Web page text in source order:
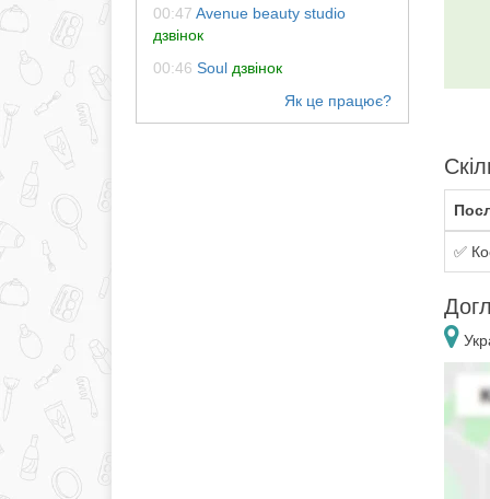
00:47 Avenue beauty studio
дзвінок
00:46 Soul дзвінок
✅